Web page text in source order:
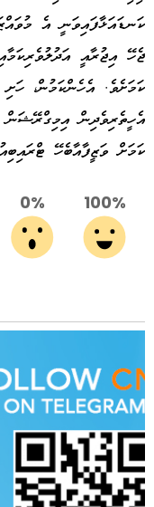
ކަނޑައަޅާފައިވަނީ އެ
ޖެހޭ އިޖުރާއީ
ކަމަށެވެ. އެހެންކަމުން،
އެހީތެރިވެދިން
ކަމަށް ވަޒީފާއާބެހޭ
100%
0%